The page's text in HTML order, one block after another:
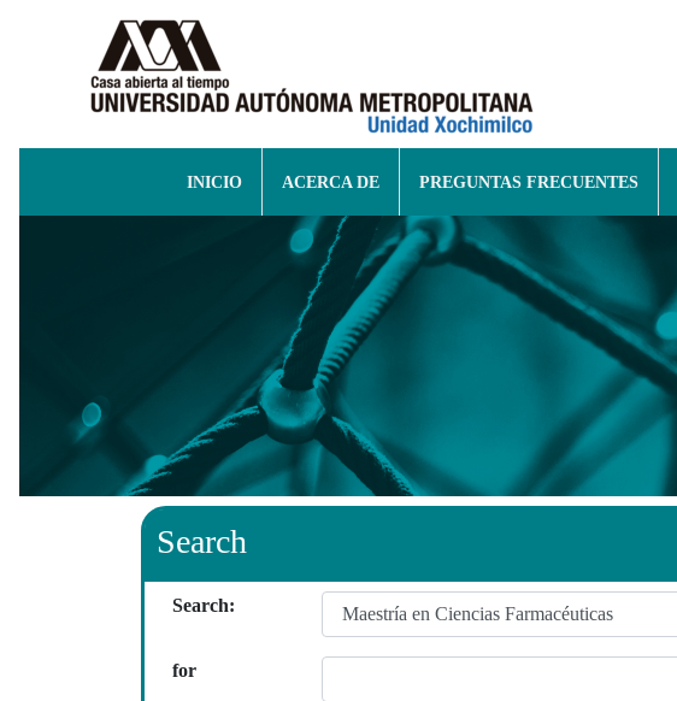
INICIO ACERCA DE PREGUNTAS FRECUENTES
Search
Search:
for